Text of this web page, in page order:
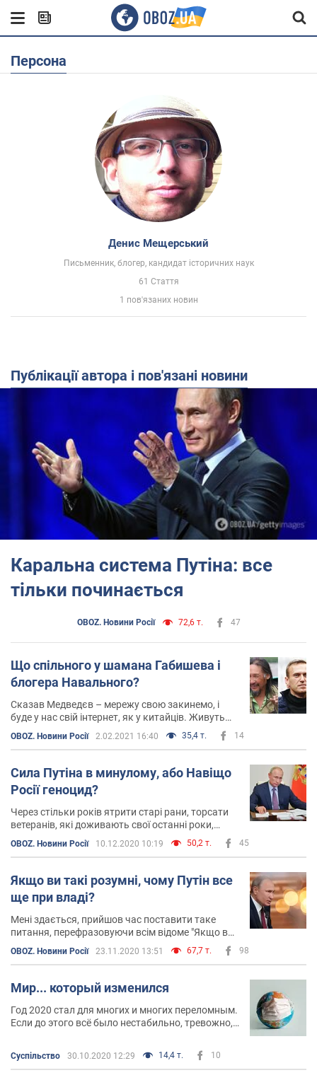
Персона
Денис Мещерський
Письменник, блогер, кандидат історичних наук
61 Стаття
1 пов'язаних новин
Публікації автора і пов'язані новини
Каральна система Путіна: все
тільки починається
OBOZ. Новини Росії 72,6 т. 47
Що спільного у шамана Габишева і
блогера Навального?
Сказав Медведєв – мережу свою закинемо, і
буде у нас свій інтернет, як у китайців. Живуть
же люди – і нічого
OBOZ. Новини Росії 2.02.2021 16:40 35,4 т. 14
Сила Путіна в минулому, або Навіщо
Росії геноцид?
Через стільки років ятрити старі рани, торсати
ветеранів, які доживають свої останні роки,
загострювати відносини з Німеччиною, та й з
Європою в цілому ...
OBOZ. Новини Росії 10.12.2020 10:19 50,2 т. 45
Якщо ви такі розумні, чому Путін все
ще при владі?
Мені здається, прийшов час поставити таке
питання, перефразовуючи всім відоме "Якщо ви
такі розумні, чому ви такі бідні?"
OBOZ. Новини Росії 23.11.2020 13:51 67,7 т. 98
Мир... который изменился
Год 2020 стал для многих и многих переломным.
Если до этого всё было нестабильно, тревожно,
всё стало совсем по-другому. НИКТО НИЧЕГО
НЕ ЗНАЕТ. Никто не знает, что будет дальше
Суспільство 30.10.2020 12:29 14,4 т. 10